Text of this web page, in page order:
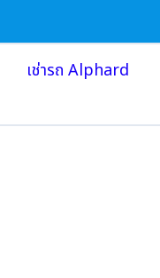
เช่ารถ Alphard